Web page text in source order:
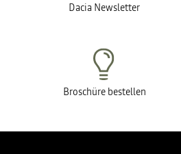
Dacia Newsletter
Broschüre bestellen